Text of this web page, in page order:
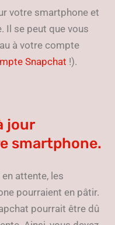
votre smartphone et
Il se peut que vous
à votre compte
Snapchat !).
jour
smartphone.
attente, les
pourraient en pâtir.
pourrait être dû